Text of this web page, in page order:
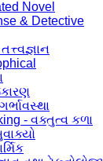
Novel
& Detective
- વક્તુત્વ કળા